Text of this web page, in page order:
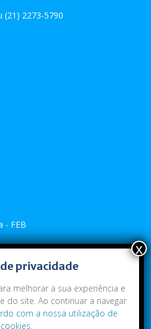
(21) 2273-5790
- FEB
- CEI
privacidade
melhorar a sua experiência e
do site. Ao continuar a navegar
com a nossa utilização de
cookies.